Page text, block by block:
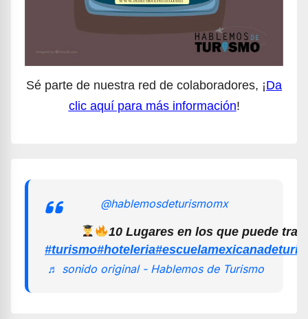
Sé parte de nuestra red de colaboradores, ¡Da
clic aquí para más información!
@hablemosdeturismomx
10 Lugares en los que puede
#turismo#hoteleria
♬ sonido original - Hablemos de Turismo